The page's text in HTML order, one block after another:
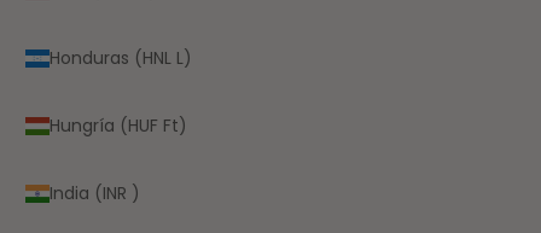
Honduras (HNL L)
Hungría (HUF Ft)
India (INR ₹)